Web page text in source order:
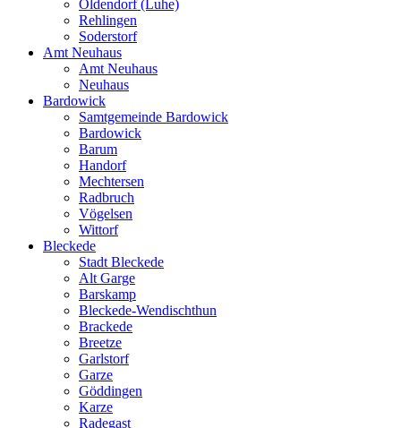
Oldendorf (Luhe)
Rehlingen
Soderstorf
Amt Neuhaus
Amt Neuhaus
Neuhaus
Bardowick
Samtgemeinde Bardowick
Bardowick
Barum
Handorf
Mechtersen
Radbruch
Vögelsen
Wittorf
Bleckede
Stadt Bleckede
Alt Garge
Barskamp
Bleckede-Wendischthun
Brackede
Breetze
Garlstorf
Garze
Göddingen
Karze
Radegast